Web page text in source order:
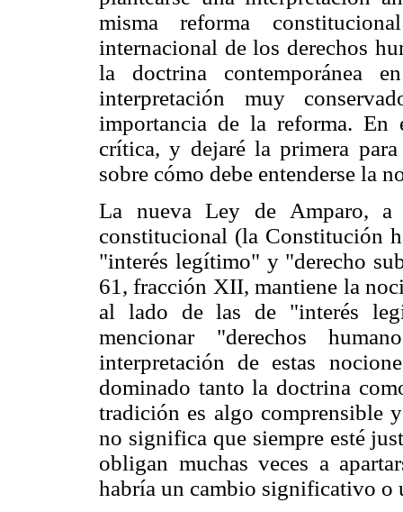
misma reforma
internacional de los derechos
la doctrina contemporánea
interpretación muy
importancia de la reforma. En
crítica, y dejaré la primera para
sobre cómo debe entenderse la
La nueva Ley de Amparo,
constitucional (la Constitución
"interés legítimo" y "derecho
61, fracción XII, mantiene la
al lado de las de "interés
mencionar "derechos
interpretación de estas
dominado tanto la doctrina
tradición es algo comprensible
no significa que siempre esté
obligan muchas veces a
habría un cambio significativo o